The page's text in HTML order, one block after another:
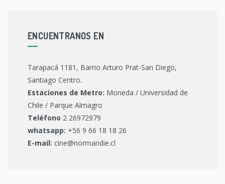
ENCUENTRANOS EN
Tarapacá 1181, Barrio Arturo Prat-San Diego,
Santiago Centro.
Estaciones de Metro: Moneda / Universidad de
Chile / Parque Almagro
Teléfono 2 26972979
whatsapp: +56 9 66 18 18 26
E-mail: cine@normandie.cl